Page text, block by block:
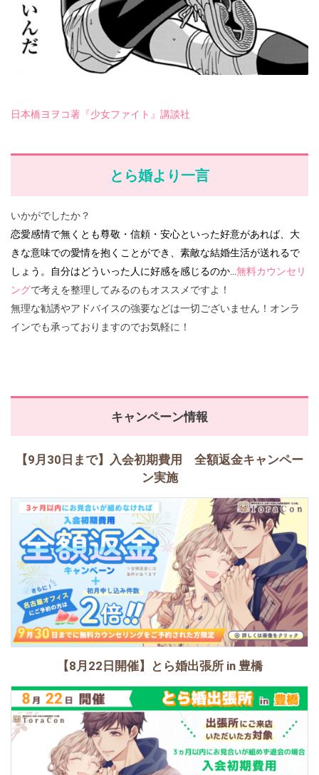
日本橋ヨヲコ著『少女ファイト』講談社
とら婚より一言
いかがでしたか？
恋愛感情で無くとも尊敬・信頼・安心といった好意があれば、大
きな意味での愛情を抱くことができ、素敵な結婚生活が送れるで
しょう。自分はどういった人に好感を感じるのか… 無料カウンセリ
ングで考えを整理してみるのもオススメですよ！
無理な勧誘やアドバイスの強要などは一切ございません！オンラ
インでも承っておりますのでお気軽に！
キャンペーン情報
【9月30日まで】入会初期費用 全額返金キャンペー
ン実施
【8月22日開催】とら婚出張所 in 豊橋